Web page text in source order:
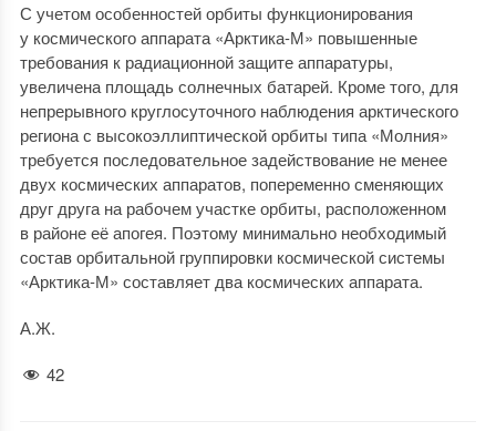
С учетом особенностей орбиты функционирования
у космического аппарата «Арктика-М» повышенные
требования к радиационной защите аппаратуры,
увеличена площадь солнечных батарей. Кроме того, для
непрерывного круглосуточного наблюдения арктического
региона с высокоэллиптической орбиты типа «Молния»
требуется последовательное задействование не менее
двух космических аппаратов, попеременно сменяющих
друг друга на рабочем участке орбиты, расположенном
в районе её апогея. Поэтому минимально необходимый
состав орбитальной группировки космической системы
«Арктика-М» составляет два космических аппарата.
А.Ж.
42